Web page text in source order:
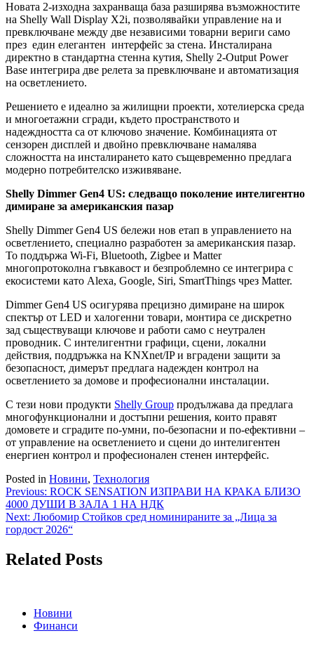
Новата 2-изходна захранваща база разширява възможностите
на Shelly Wall Display X2i, позволявайки управление на и
превключване между две независими товарни вериги само
през един елегантен интерфейс за стена. Инсталирана
директно в стандартна стенна кутия, Shelly 2-Output Power
Base интегрира две релета за превключване и автоматизация
на осветлението.
Решението е идеално за жилищни проекти, хотелиерска среда
и многоетажни сгради, където пространството и
надеждността са от ключово значение. Комбинацията от
сензорен дисплей и двойно превключване намалява
сложността на инсталирането като същевременно предлага
модерно потребителско изживяване.
Shelly Dimmer Gen4 US: следващо поколение интелигентно
димиране за американския пазар
Shelly Dimmer Gen4 US бележи нов етап в управлението на
осветлението, специално разработен за американския пазар.
То поддържа Wi-Fi, Bluetooth, Zigbee и Matter
многопротоколна гъвкавост и безпроблемно се интегрира с
екосистеми като Alexa, Google, Siri, SmartThings чрез Matter.
Dimmer Gen4 US осигурява прецизно димиране на широк
спектър от LED и халогенни товари, монтира се дискретно
зад съществуващи ключове и работи само с неутрален
проводник. С интелигентни графици, сцени, локални
действия, поддръжка на KNXnet/IP и вградени защити за
безопасност, димерът предлага надежден контрол на
осветлението за домове и професионални инсталации.
С тези нови продукти Shelly Group продължава да предлага
многофункционални и достъпни решения, които правят
домовете и сградите по-умни, по-безопасни и по-ефективни –
от управление на осветлението и сцени до интелигентен
енергиен контрол и професионален стенен интерфейс.
Posted in Новини, Технология
Навигация
Previous: ROCK SENSATION ИЗПРАВИ НА КРАКА БЛИЗО
4000 ДУШИ В ЗАЛА 1 НА НДК
Next: Любомир Стойков сред номинираните за „Лица за
гордост 2026“
Related Posts
Новини
Финанси